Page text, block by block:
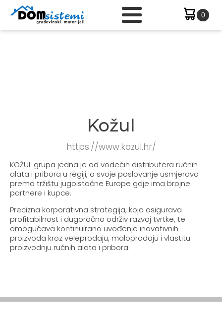
Kožul
https://www.kozul.hr/
KOŽUL grupa jedna je od vodećih distributera ručnih
alata i pribora u regiji, a svoje poslovanje usmjerava
prema tržištu jugoistočne Europe gdje ima brojne
partnere i kupce.
Precizna korporativna strategija, koja osigurava
profitabilnost i dugoročno održiv razvoj tvrtke, te
omogućava kontinuirano uvođenje inovativnih
proizvoda kroz veleprodaju, maloprodaju i vlastitu
proizvodnju ručnih alata i pribora.